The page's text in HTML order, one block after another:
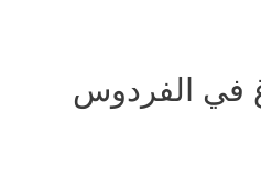
في الفردوس